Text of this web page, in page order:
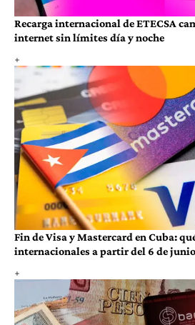
Recarga internacional de ETECSA
internet sin límites día y noche
Fin de Visa y Mastercard en Cuba:
internacionales a partir del 6 de junio